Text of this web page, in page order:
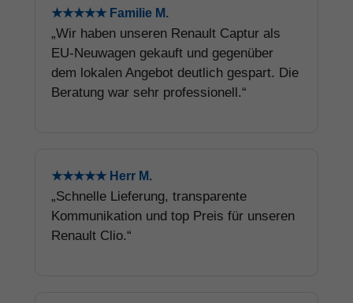
★★★★★ Familie M.
„Wir haben unseren Renault Captur als
EU-Neuwagen gekauft und gegenüber
dem lokalen Angebot deutlich gespart. Die
Beratung war sehr professionell.“
★★★★★ Herr M.
„Schnelle Lieferung, transparente
Kommunikation und top Preis für unseren
Renault Clio.“